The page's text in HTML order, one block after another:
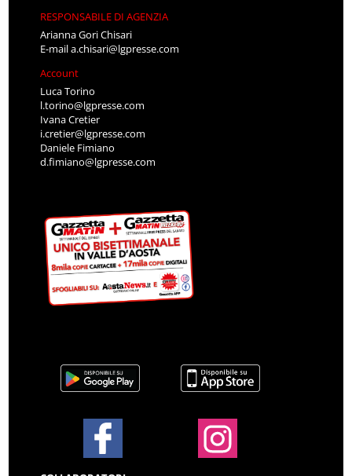
RESPONSABILE DI AGENZIA
Arianna Gori Chisari
E-maila.chisari@lgpresse.com
Account
Luca Torino
l.torino@lgpresse.com
Ivana Cretier
i.cretier@lgpresse.com
Daniele Fimiano
d.fimiano@lgpresse.com